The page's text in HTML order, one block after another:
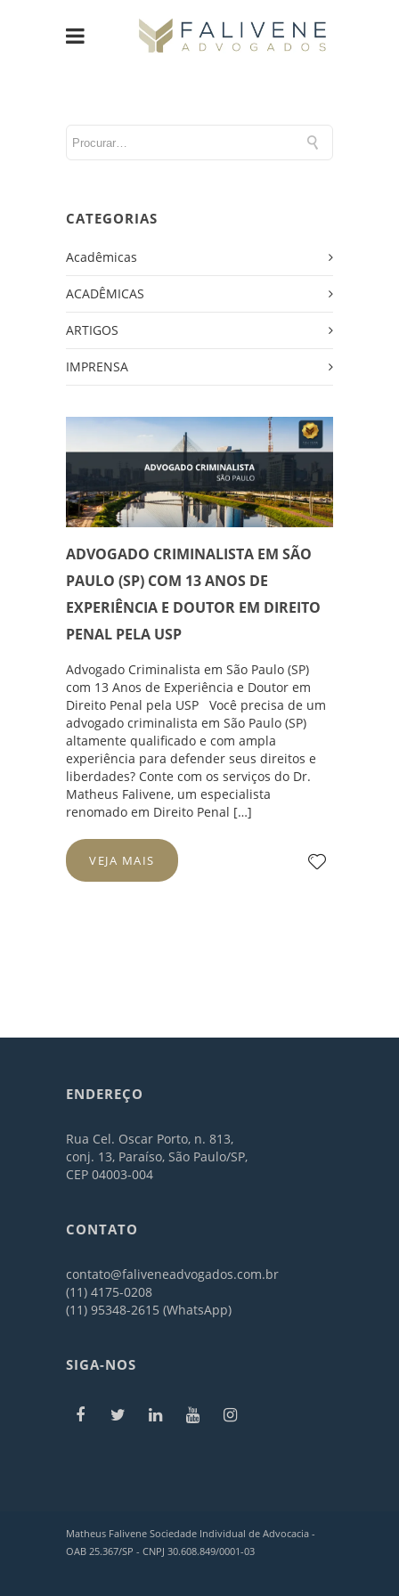
CATEGORIAS
Acadêmicas
ACADÊMICAS
ARTIGOS
IMPRENSA
ADVOGADO CRIMINALISTA EM SÃO
PAULO (SP) COM 13 ANOS DE
EXPERIÊNCIA E DOUTOR EM DIREITO
PENAL PELA USP
Advogado Criminalista em São Paulo (SP)
com 13 Anos de Experiência e Doutor em
Direito Penal pela USP Você precisa de um
advogado criminalista em São Paulo (SP)
altamente qualificado e com ampla
experiência para defender seus direitos e
liberdades? Conte com os serviços do Dr.
Matheus Falivene, um especialista
renomado em Direito Penal […]
VEJA MAIS
ENDEREÇO
Rua Cel. Oscar Porto, n. 813,
conj. 13, Paraíso, São Paulo/SP,
CEP 04003-004
CONTATO
contato@faliveneadvogados.com.br
(11) 4175-0208
(11) 95348-2615 (WhatsApp)
SIGA-NOS
Matheus Falivene Sociedade Individual de Advocacia -
OAB 25.367/SP - CNPJ 30.608.849/0001-03